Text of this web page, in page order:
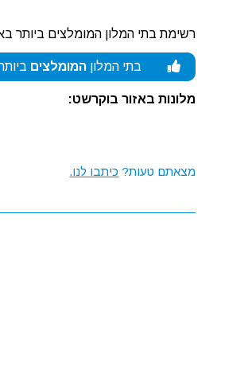
רשימת בתי המלון המומלצים ביותר
בתי המלון המומלצים
מלונות באזור בוקרשט:
מצאתם טעות? כיתבו לנו.